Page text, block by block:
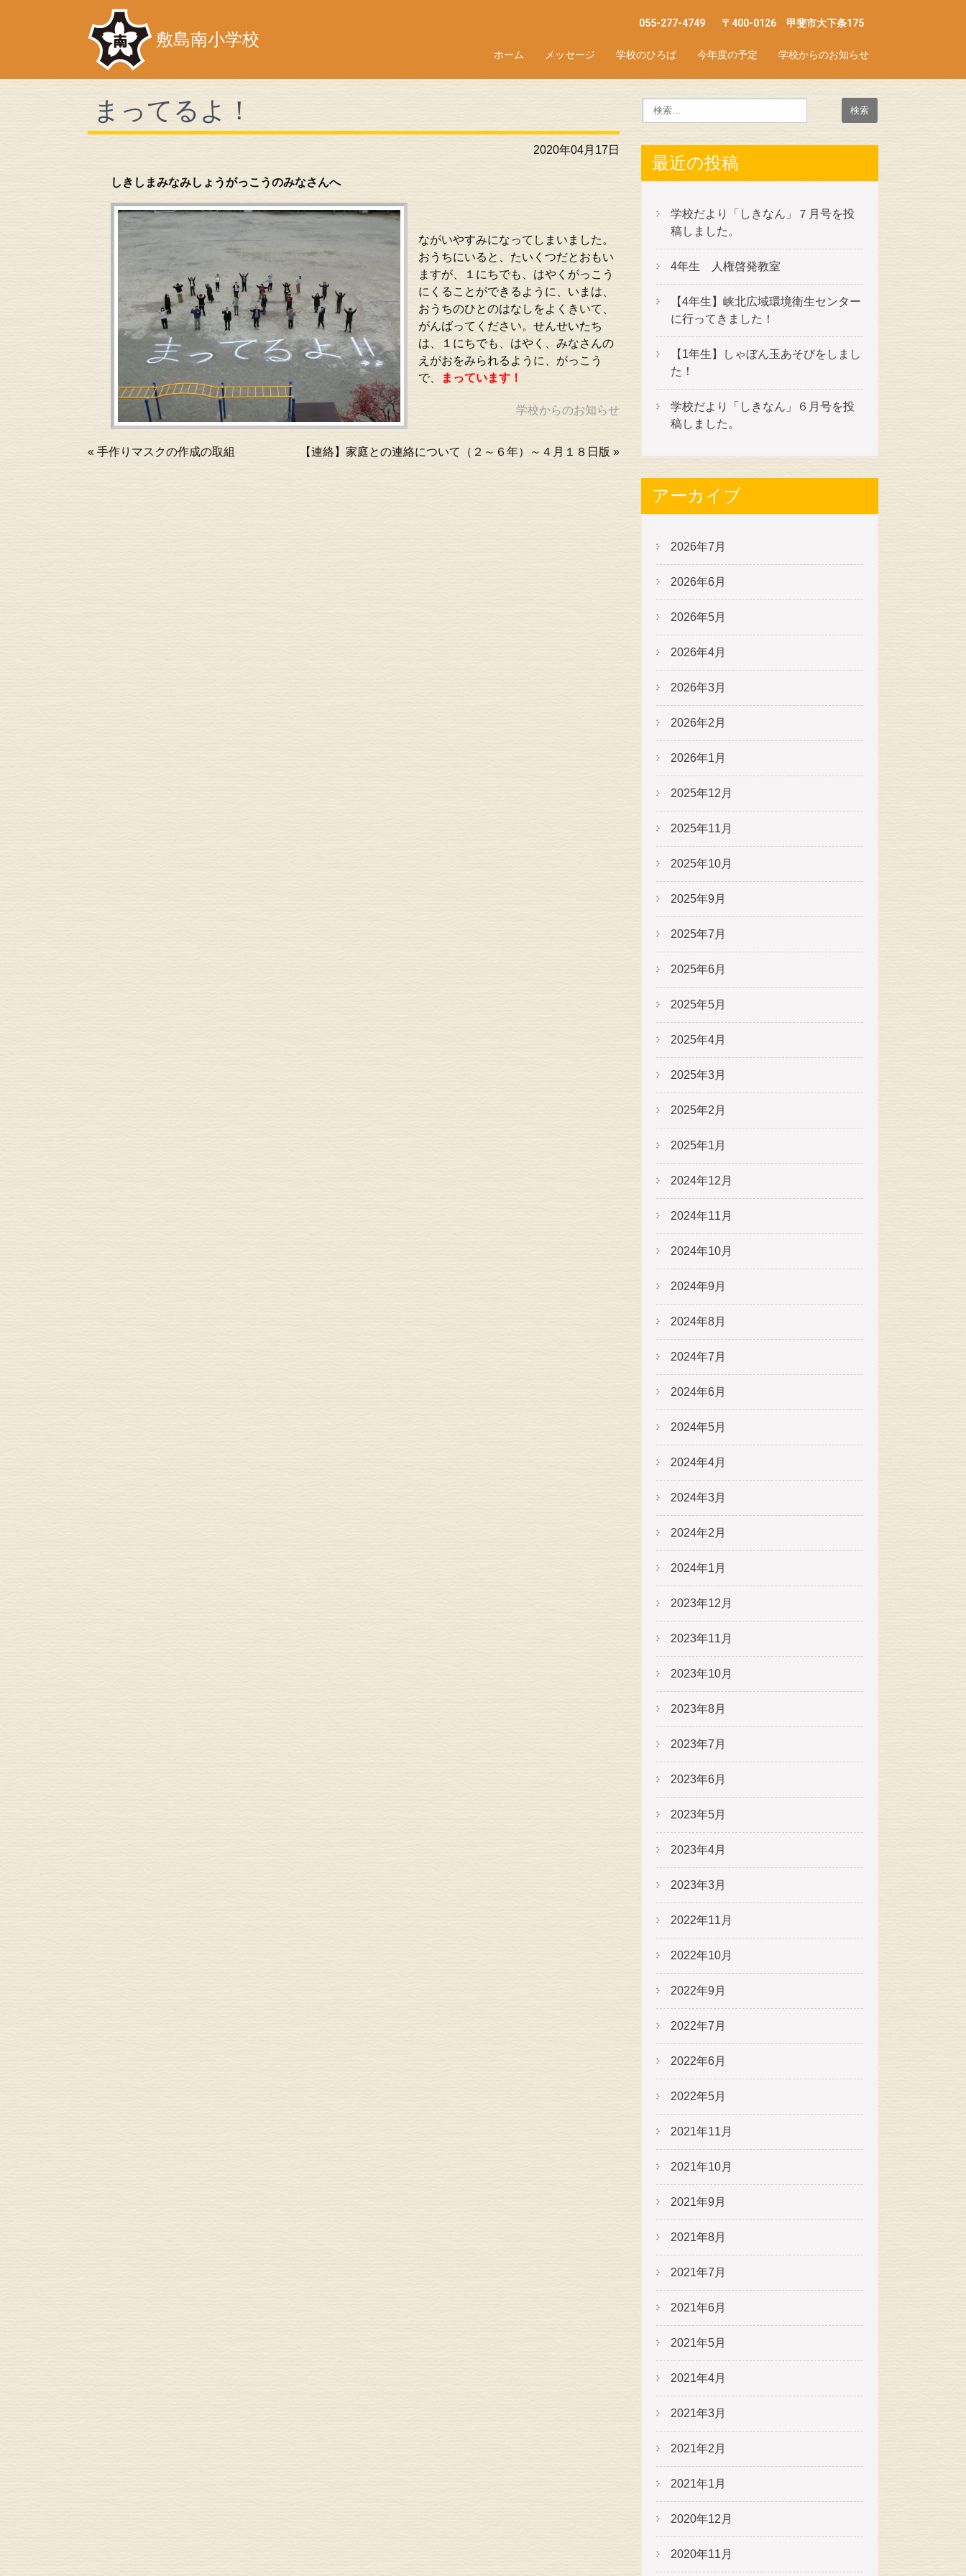
敷島南小学校
055-277-4749 〒400-0126 甲斐市大下条175
ホーム メッセージ 学校のひろば 今年度の予定 学校からのお知らせ
まってるよ！
2020年04月17日
しきしまみなみしょうがっこうのみなさんへ
ながいやすみになってしまいました。
おうちにいると、たいくつだとおもい
ますが、１にちでも、はやくがっこう
にくることができるように、いまは、
おうちのひとのはなしをよくきいて、
がんばってください。せんせいたち
は、１にちでも、はやく、みなさんの
えがおをみられるように、がっこう
で、
まっています！
学校からのお知らせ
« 手作りマスクの作成の取組 【連絡】家庭との連絡について（２～６年）～４月１８日版 »
最近の投稿
学校だより「しきなん」７月号を投
稿しました。
4年生 人権啓発教室
【4年生】峡北広域環境衛生センター
に行ってきました！
【1年生】しゃぼん玉あそびをしまし
た！
学校だより「しきなん」６月号を投
稿しました。
アーカイブ
2026年7月
2026年6月
2026年5月
2026年4月
2026年3月
2026年2月
2026年1月
2025年12月
2025年11月
2025年10月
2025年9月
2025年7月
2025年6月
2025年5月
2025年4月
2025年3月
2025年2月
2025年1月
2024年12月
2024年11月
2024年10月
2024年9月
2024年8月
2024年7月
2024年6月
2024年5月
2024年4月
2024年3月
2024年2月
2024年1月
2023年12月
2023年11月
2023年10月
2023年8月
2023年7月
2023年6月
2023年5月
2023年4月
2023年3月
2022年11月
2022年10月
2022年9月
2022年7月
2022年6月
2022年5月
2021年11月
2021年10月
2021年9月
2021年8月
2021年7月
2021年6月
2021年5月
2021年4月
2021年3月
2021年2月
2021年1月
2020年12月
2020年11月